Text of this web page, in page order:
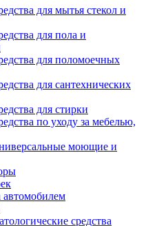
для мытья стекол и
для пола и
для поломоечных
для сантехнических
для стирки
по уходу за мебелью,
моющие и
автомобилем